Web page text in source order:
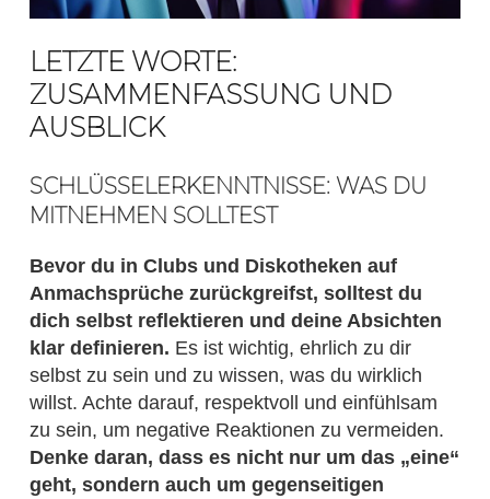
LETZTE WORTE:
ZUSAMMENFASSUNG UND
AUSBLICK
SCHLÜSSELERKENNTNISSE: WAS DU
MITNEHMEN SOLLTEST
Bevor du in Clubs und Diskotheken auf
Anmachsprüche zurückgreifst, solltest du
dich selbst reflektieren und deine Absichten
klar definieren. Es ist wichtig, ehrlich zu dir
selbst zu sein und zu wissen, was du wirklich
willst. Achte darauf, respektvoll und einfühlsam
zu sein, um negative Reaktionen zu vermeiden.
Denke daran, dass es nicht nur um das „eine“
geht, sondern auch um gegenseitigen